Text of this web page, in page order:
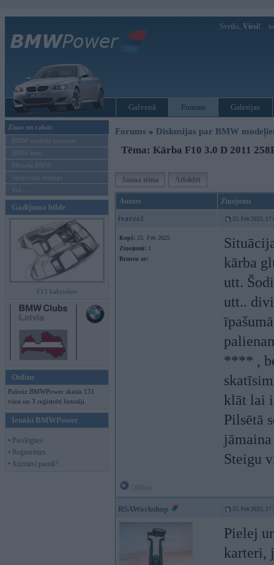
Sveiks, Viesi!
Galvenā Forums Galerijas
Ziņas un raksti
BMW modeļu jaunumi
BMW testi
Mēneša BMW
Sērijveida tūnings
Vel...
Gadījuma bilde
F13 kabriolets
Online
Pašreiz BMWPower skatās 131
viesi un 3 reģistrēti lietotāji.
Ienākt BMWPower
• Pieslēgties
• Reģistrēties
• Aizmirsi paroli?
Forums » Diskusijas par BMW
Tēma: Kārba F10 3.0 D 2011
Jauna tēma Atbildēt
Autors Ziņojums
ivarzz1 25. Feb 2025,
Kopš: 25. Feb 2025
Ziņojumi: 1
Braucu ar:
kārba
utt.
utt..
**** ,
klāt lai
Pilsētā
Steigu
RSAWorkshop 25. Feb 2025,
Pielej
karteri,